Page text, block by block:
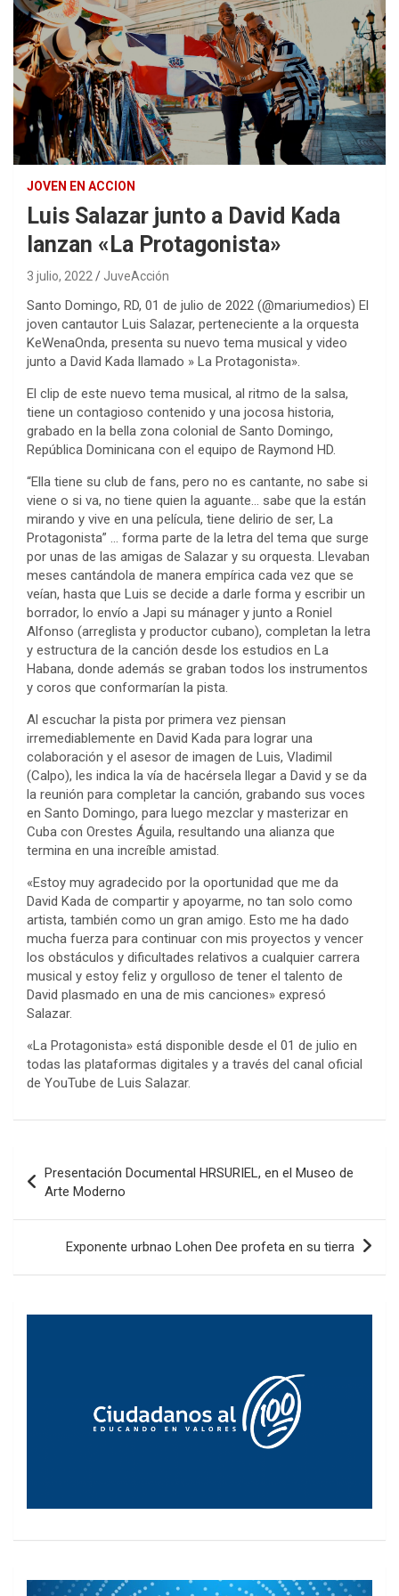
JOVEN EN ACCION
Luis Salazar junto a David Kada
lanzan «La Protagonista»
3 julio, 2022 JuveAcción
Santo Domingo, RD, 01 de julio de 2022 (@mariumedios) El
joven cantautor Luis Salazar, perteneciente a la orquesta
KeWenaOnda, presenta su nuevo tema musical y video
junto a David Kada llamado » La Protagonista».
El clip de este nuevo tema musical, al ritmo de la salsa,
tiene un contagioso contenido y una jocosa historia,
grabado en la bella zona colonial de Santo Domingo,
República Dominicana con el equipo de Raymond HD.
“Ella tiene su club de fans, pero no es cantante, no sabe si
viene o si va, no tiene quien la aguante… sabe que la están
mirando y vive en una película, tiene delirio de ser, La
Protagonista” … forma parte de la letra del tema que surge
por unas de las amigas de Salazar y su orquesta. Llevaban
meses cantándola de manera empírica cada vez que se
veían, hasta que Luis se decide a darle forma y escribir un
borrador, lo envío a Japi su mánager y junto a Roniel
Alfonso (arreglista y productor cubano), completan la letra
y estructura de la canción desde los estudios en La
Habana, donde además se graban todos los instrumentos
y coros que conformarían la pista.
Al escuchar la pista por primera vez piensan
irremediablemente en David Kada para lograr una
colaboración y el asesor de imagen de Luis, Vladimil
(Calpo), les indica la vía de hacérsela llegar a David y se da
la reunión para completar la canción, grabando sus voces
en Santo Domingo, para luego mezclar y masterizar en
Cuba con Orestes Águila, resultando una alianza que
termina en una increíble amistad.
«Estoy muy agradecido por la oportunidad que me da
David Kada de compartir y apoyarme, no tan solo como
artista, también como un gran amigo. Esto me ha dado
mucha fuerza para continuar con mis proyectos y vencer
los obstáculos y dificultades relativos a cualquier carrera
musical y estoy feliz y orgulloso de tener el talento de
David plasmado en una de mis canciones» expresó
Salazar.
«La Protagonista» está disponible desde el 01 de julio en
todas las plataformas digitales y a través del canal oficial
de YouTube de Luis Salazar.
de
entradas
Presentación Documental HRSURIEL, en el Museo de
Arte Moderno
Exponente urbnao Lohen Dee profeta en su tierra